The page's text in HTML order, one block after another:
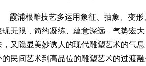
霞浦根雕技艺多运用象征、抽象、变
现无限，简约凝练、蕴意深远，气势宏
，又隐显美妙诱人的现代雕塑艺术的气
的民间艺术到高品位的雕塑艺术的过渡